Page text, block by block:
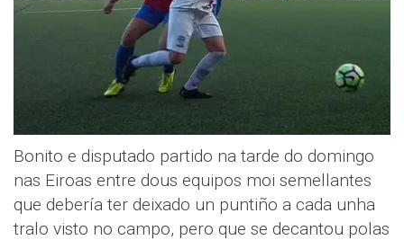
Bonito e disputado partido na tarde do domingo
nas Eiroas entre dous equipos moi semellantes
que debería ter deixado un puntiño a cada unha
tralo visto no campo, pero que se decantou polas